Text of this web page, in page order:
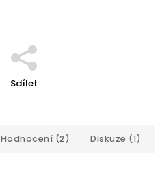
Sdílet
Hodnocení (2) Diskuze (1)